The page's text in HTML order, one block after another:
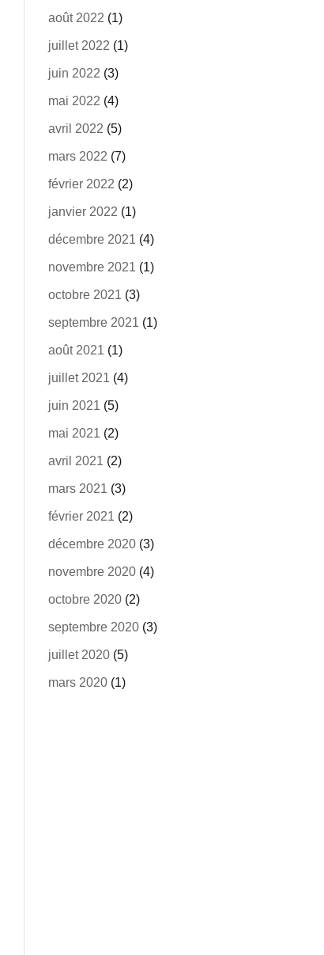
août 2022 (1)
juillet 2022 (1)
juin 2022 (3)
mai 2022 (4)
avril 2022 (5)
mars 2022 (7)
février 2022 (2)
janvier 2022 (1)
décembre 2021 (4)
novembre 2021 (1)
octobre 2021 (3)
septembre 2021 (1)
août 2021 (1)
juillet 2021 (4)
juin 2021 (5)
mai 2021 (2)
avril 2021 (2)
mars 2021 (3)
février 2021 (2)
décembre 2020(3)
novembre 2020(4)
octobre 2020(2)
septembre 2020(3)
juillet 2020(5)
mars 2020(1)